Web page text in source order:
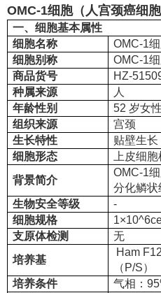
OMC-1细胞（人宫颈癌细胞
一、细胞基本属性
细胞名称
OMC-1
细胞别称
OMC-1
商品货号
HZ-
种属来源
人
年龄性别
52 岁女性
组织来源
宫颈
生长特性
贴壁生长
细胞形态
上皮细
背景简介
OMC-1
分化鳞状
生物安全等级
-
细胞规格
支原体检测
无
培养基
Ham
（P/S）
培养条件
气相：